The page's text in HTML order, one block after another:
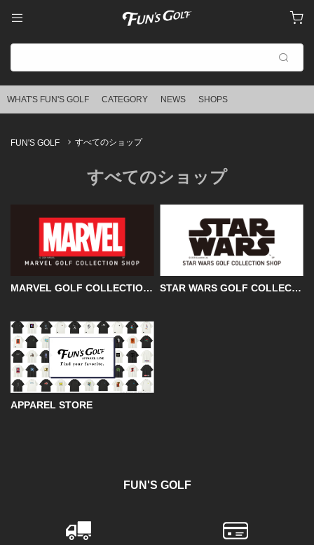
FUN'S GOLF すべてのショップ
すべてのショップ
MARVEL GOLF COLLECTION SHOP STAR WARS GOLF COLLECTION SHOP
APPAREL STORE
FUN'S GOLF